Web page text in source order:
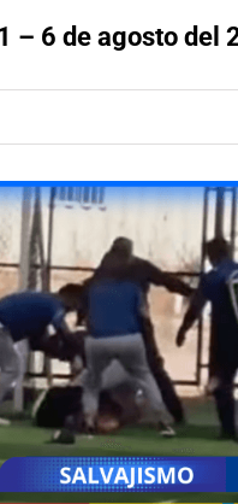
– 6 de agosto del